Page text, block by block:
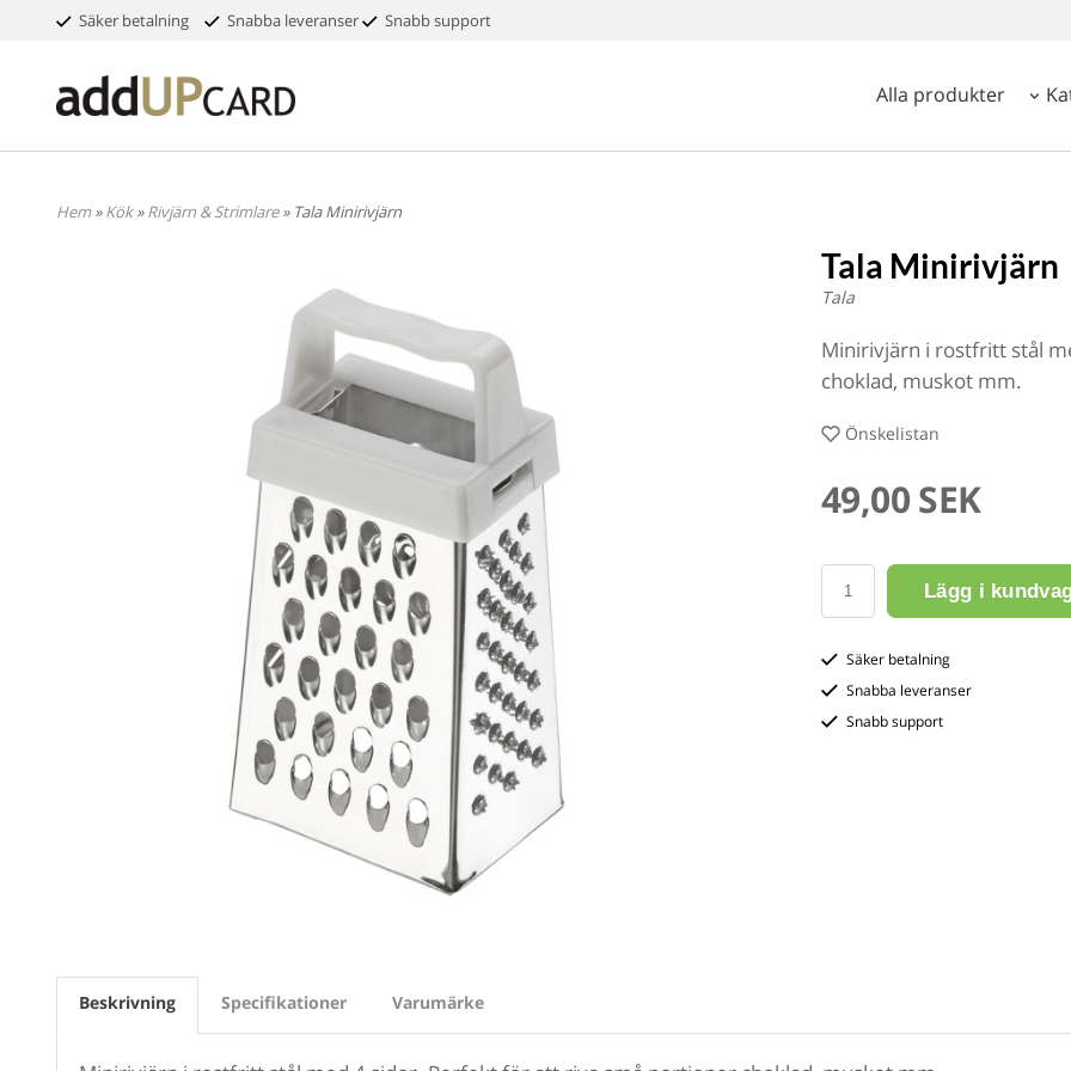
Säker betalning Snabba leveranser Snabb support
Alla produkter
Hem»Kök»Rivjärn & Strimlare» Tala Minirivjärn
Tala Minirivjärn
Tala
Minirivjärn i rostfritt stål
choklad, muskot mm.
Önskelistan
49,00 SEK
Lägg i
Säker betalning
Snabba leveranser
Snabb support
Beskrivning Specifikationer Varumärke